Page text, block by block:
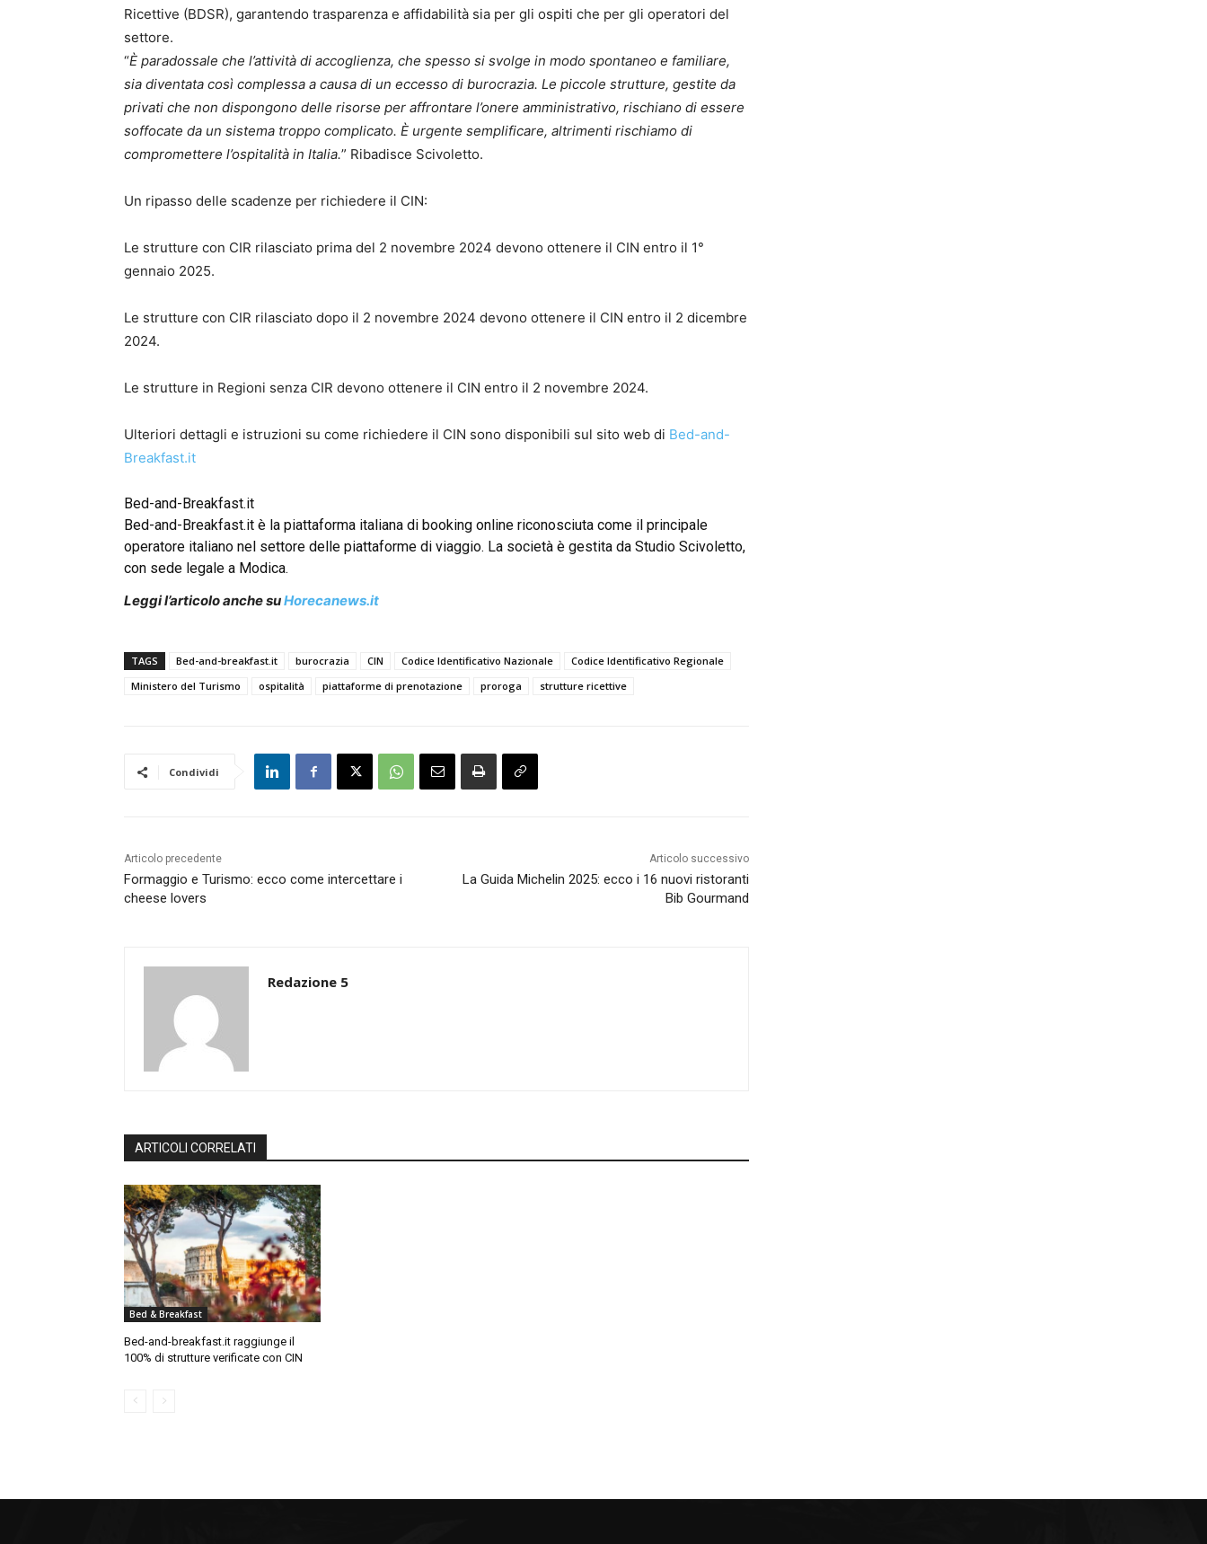
Ricettive (BDSR), garantendo trasparenza e affidabilità sia per gli ospiti che per gli operatori del
settore.
“È paradossale che l’attività di accoglienza, che spesso si svolge in modo spontaneo e familiare,
sia diventata così complessa a causa di un eccesso di burocrazia. Le piccole strutture, gestite da
privati che non dispongono delle risorse per affrontare l’onere amministrativo, rischiano di essere
soffocate da un sistema troppo complicato. È urgente semplificare, altrimenti rischiamo di
compromettere l’ospitalità in Italia.” Ribadisce Scivoletto.
Un ripasso delle scadenze per richiedere il CIN:
Le strutture con CIR rilasciato prima del 2 novembre 2024 devono ottenere il CIN entro il 1°
gennaio 2025.
Le strutture con CIR rilasciato dopo il 2 novembre 2024 devono ottenere il CIN entro il 2 dicembre
2024.
Le strutture in Regioni senza CIR devono ottenere il CIN entro il 2 novembre 2024.
Ulteriori dettagli e istruzioni su come richiedere il CIN sono disponibili sul sito web di Bed-and-
Breakfast.it
Bed-and-Breakfast.it
Bed-and-Breakfast.it è la piattaforma italiana di booking online riconosciuta come il principale
operatore italiano nel settore delle piattaforme di viaggio. La società è gestita da Studio Scivoletto,
con sede legale a Modica.
Leggi l’articolo anche suHorecanews.it
TAGS Bed-and-breakfast.it burocrazia CIN Codice Identificativo Nazionale
Codice Identificativo Regionale
Ministero del Turismo
ospitalità piattaforme di prenotazione proroga strutture ricettive
Condividi
Articolo precedente
Formaggio e Turismo: ecco come intercettare i
cheese lovers
Articolo successivo
La Guida Michelin 2025: ecco i 16 nuovi ristoranti
Bib Gourmand
Redazione 5
ARTICOLI CORRELATI
Bed & Breakfast
Bed-and-breakfast.it raggiunge il
100% di strutture verificate con CIN